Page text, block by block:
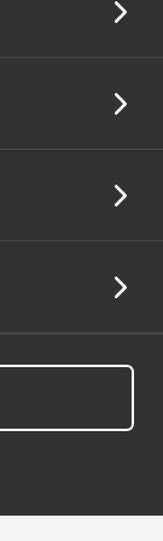
katana-
купил этот!
и фона нет!